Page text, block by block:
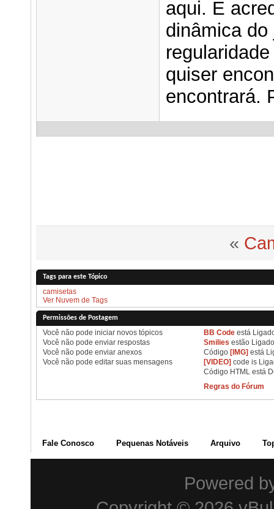
aqui. E
dinâmica
quiser
encontrará.
«
Tags para este Tópico
camisetas
Ver Nuvem de Tags
Permissões de Postagem
Você não pode iniciar novos tópicos
Você não pode enviar respostas
Você não pode enviar anexos
Você não pode editar suas mensagens
BB Codeestá
Smilies estão
Código [IMG] está
[VIDEO] code is
Código HTML está
Regras do Fórum
Fale Conosco Pequenas Notáveis Arquivo
Powered